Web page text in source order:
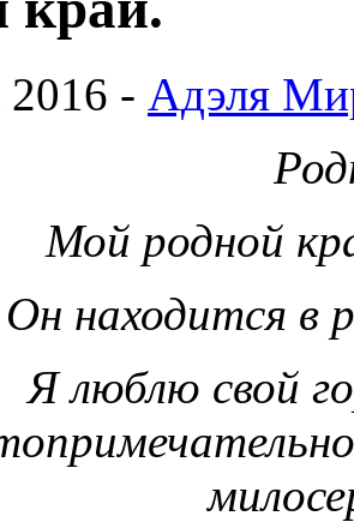
2016 - Адэля
Мой родной
Он находится в
Я люблю свой